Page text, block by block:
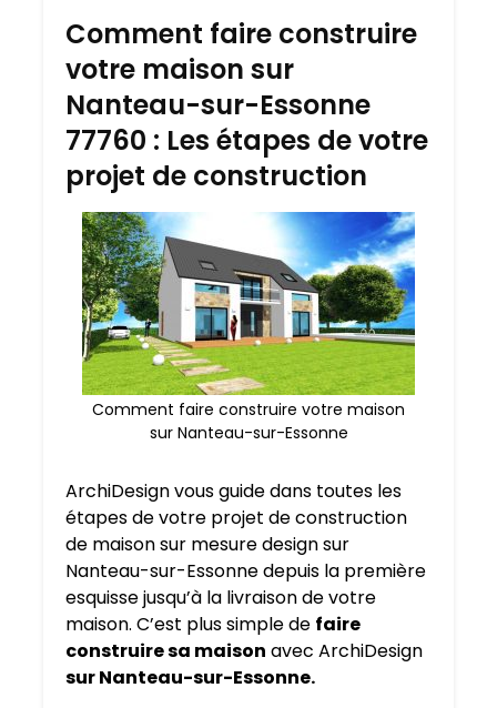
Comment faire construire
votre maison sur
Nanteau-sur-Essonne
77760 : Les étapes de votre
projet de construction
Comment faire construire votre maison
sur Nanteau-sur-Essonne
ArchiDesign vous guide dans toutes les
étapes de votre projet de construction
de maison sur mesure design sur
Nanteau-sur-Essonne depuis la première
esquisse jusqu’à la livraison de votre
maison. C’est plus simple de faire
construire sa maison avec ArchiDesign
sur Nanteau-sur-Essonne.